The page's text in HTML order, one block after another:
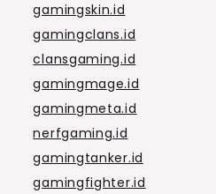
gamingskin.id
gamingclans.id
clansgaming.id
gamingmage.id
gamingmeta.id
nerfgaming.id
gamingtanker.id
gamingfighter.id